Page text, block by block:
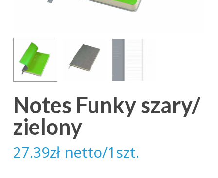
Notes Funky szary/
zielony
27.39zł netto/1szt.